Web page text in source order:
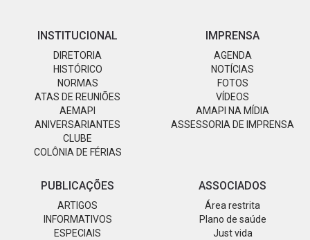
INSTITUCIONAL
DIRETORIA
HISTÓRICO
NORMAS
ATAS DE REUNIÕES
AEMAPI
ANIVERSARIANTES
CLUBE
COLÔNIA DE FÉRIAS
IMPRENSA
AGENDA
NOTÍCIAS
FOTOS
VÍDEOS
AMAPI NA MÍDIA
ASSESSORIA DE IMPRENSA
PUBLICAÇÕES
ARTIGOS
INFORMATIVOS
ESPECIAIS
ASSOCIADOS
Área restrita
Plano de saúde
Just vida